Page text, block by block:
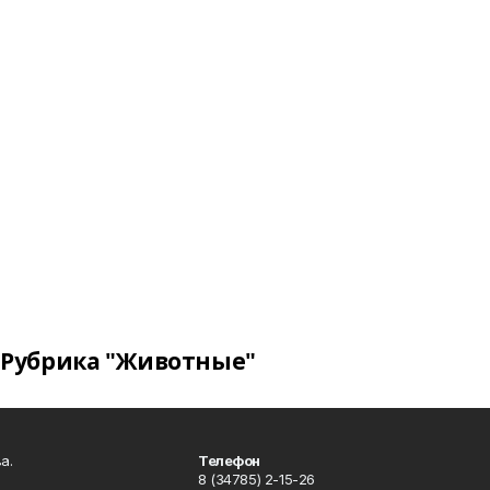
Рубрика "Животные"
Телефон
8 (34785) 2-15-26